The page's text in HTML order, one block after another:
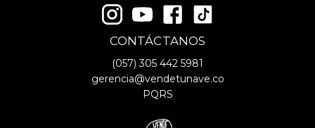
CONTÁCTANOS
(057)305 442 5981
gerencia@vendetunave.co
PQRS